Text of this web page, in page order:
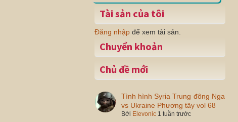
Tài sản của tôi
Đăng nhập để xem tài sản.
Chuyển khoản
Chủ đề mới
Tình hình Syria Trung đông Nga
vs Ukraine Phương tây vol 68
Bởi Elevonic 1 tuần trước